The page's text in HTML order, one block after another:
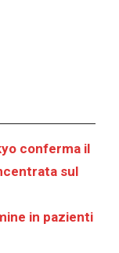
conferma il
sul
in pazienti